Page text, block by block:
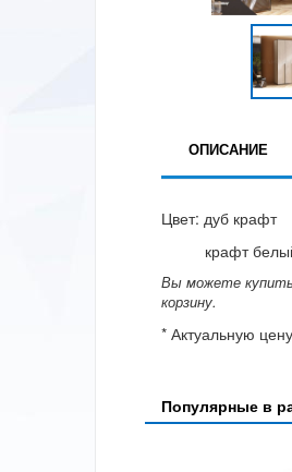
ОПИСАНИЕ
Цвет: дуб крафт
крафт
Вы можете
корзину.
* Актуальную
Популярные в